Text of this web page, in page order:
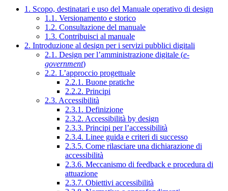
1. Scopo, destinatari e uso del Manuale operativo di design
1.1. Versionamento e storico
1.2. Consultazione del manuale
1.3. Contribuisci al manuale
2. Introduzione al design per i servizi pubblici digitali
2.1. Design per l’amministrazione digitale (e-
government)
2.2. L’approccio progettuale
2.2.1. Buone pratiche
2.2.2. Principi
2.3. Accessibilità
2.3.1. Definizione
2.3.2. Accessibilità by design
2.3.3. Principi per l’accessibilità
2.3.4. Linee guida e criteri di successo
2.3.5. Come rilasciare una dichiarazione di
accessibilità
2.3.6. Meccanismo di feedback e procedura di
attuazione
2.3.7. Obiettivi accessibilità